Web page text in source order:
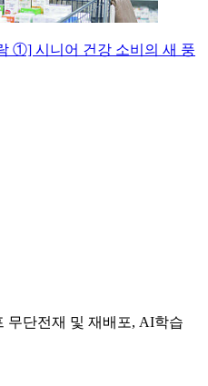
①] 시니어 건강 소비의 새 풍
단전재 및 재배포, AI학습